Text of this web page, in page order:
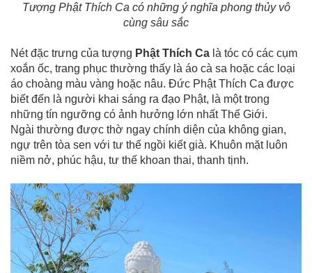
Tượng Phật Thích Ca có những ý nghĩa phong thủy vô
cùng sâu sắc
Nét đặc trưng của tượng Phật Thích Ca là tóc có các cụm
xoắn ốc, trang phục thường thấy là áo cà sa hoặc các loại
áo choàng màu vàng hoặc nâu. Đức Phật Thích Ca được
biết đến là người khai sáng ra đạo Phật, là một trong
những tín ngưỡng có ảnh hưởng lớn nhất Thế Giới.
Ngài thường được thờ ngay chính diện của không gian,
ngự trên tòa sen với tư thế ngồi kiết già. Khuôn mặt luôn
niềm nở, phúc hậu, tư thế khoan thai, thanh tịnh.